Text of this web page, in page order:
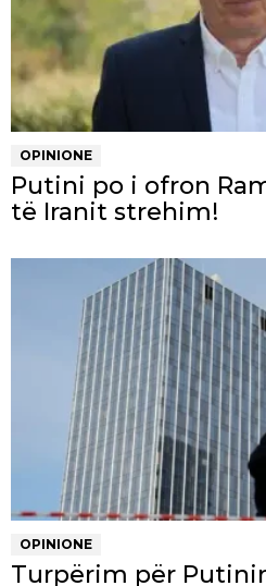
OPINIONE
Putini po i ofron
të Iranit strehim!
OPINIONE
Turpërim për